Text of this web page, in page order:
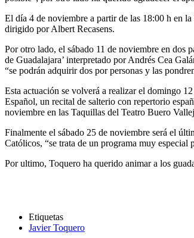
El día 4 de noviembre a partir de las 18:00 h en
dirigido por Albert Recasens.
Por otro lado, el sábado 11 de noviembre en dos
de Guadalajara’ interpretado por Andrés Cea
“se podrán adquirir dos por personas y las
Esta actuación se volverá a realizar el domingo
Español, un recital de salterio con repertorio
noviembre en las Taquillas del Teatro Buero
Finalmente el sábado 25 de noviembre será el
Católicos, “se trata de un programa muy
Por ultimo, Toquero ha querido animar a los
Etiquetas
Javier Toquero